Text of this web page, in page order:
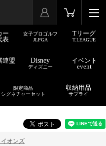
ー
表
女子プロゴルフ
JLPGA
Tリーグ
T.LEAGUE
連盟 Disney
ディズニー
イベント
event
限定商品
シグネチャーセット
収納用品
サプライ
オンズ